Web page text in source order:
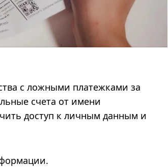
с ложными платежками за
счета от имени
доступ к личным данным и